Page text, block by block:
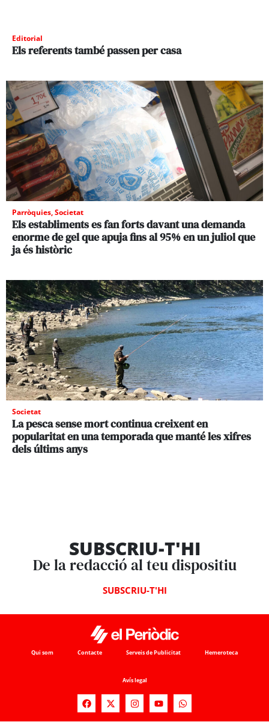
Editorial
Els referents també passen per casa
Parròquies,Societat
Els establiments es fan forts davant una demanda
enorme de gel que apuja fins al 95% en un juliol que
ja és històric
Societat
La pesca sense mort continua creixent en
popularitat en una temporada que manté les xifres
dels últims anys
SUBSCRIU-T'HI
De la redacció al teu dispositiu
SUBSCRIU-T'HI
Qui som Contacte Serveis de Publicitat Hemeroteca
Avís legal